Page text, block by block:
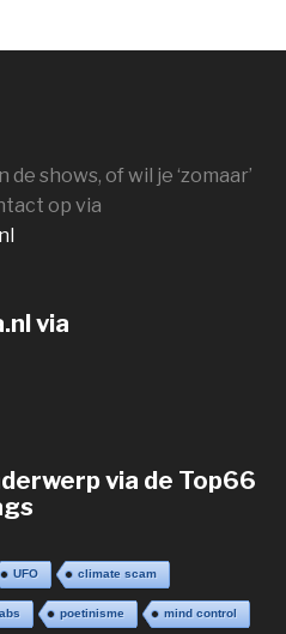
shows, of wil je ‘zomaar’
op via
via
via de Top66
UFO climate scam
poetinisme mind control